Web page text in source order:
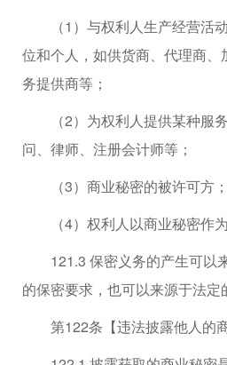
（1）与权利人生产经营活
位和个人，如供货商、代理商、
务提供商等；
（2）为权利人提供某种服
问、律师、注册会计师等；
（3）商业秘密的被许可方；
（4）权利人以商业秘密作为
121.3 保密义务的产生可以
的保密要求，也可以来源于法定
第122条【违法披露他人的商